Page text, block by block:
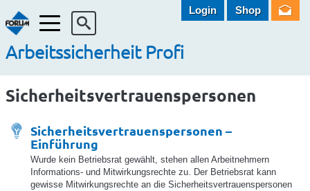
Menü
Arbeitssicherheit Profi
Login Shop
Sicherheitsvertrauenspersonen
Sicherheitsvertrauenspersonen –
Einführung
Wurde kein Betriebsrat gewählt, stehen allen Arbeitnehmern
Informations- und Mitwirkungsrechte zu. Der Betriebsrat kann
gewisse Mitwirkungsrechte an die Sicherheitsvertrauenspersonen